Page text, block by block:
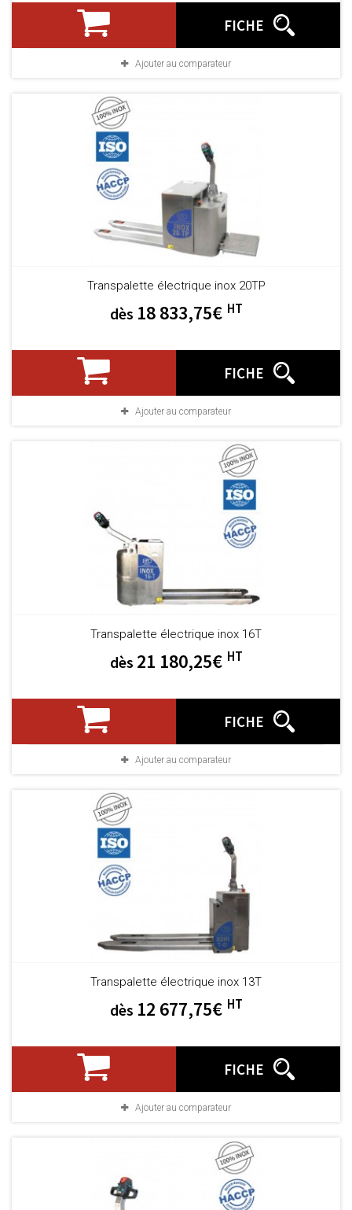
FICHE
Ajouter au comparateur
Transpalette électrique inox 20TP
dès 18 833,75€ HT
FICHE
Ajouter au comparateur
Transpalette électrique inox 16T
dès 21 180,25€ HT
FICHE
Ajouter au comparateur
Transpalette électrique inox 13T
dès 12 677,75€ HT
FICHE
Ajouter au comparateur